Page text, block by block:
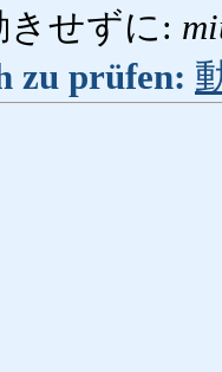
きせずに:
zu prüfen: